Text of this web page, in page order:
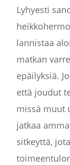
Lyhyesti
lannistaa
matkan
epäilyksiä.
että joudut
missä muut
jatkaa
sitkeyttä,